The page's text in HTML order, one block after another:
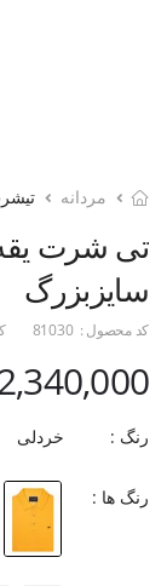
مردانه
تی شرت
سایزبزرگ
کد محصول : 81030
2,340,000
رنگ : خردلی
رنگ ها :